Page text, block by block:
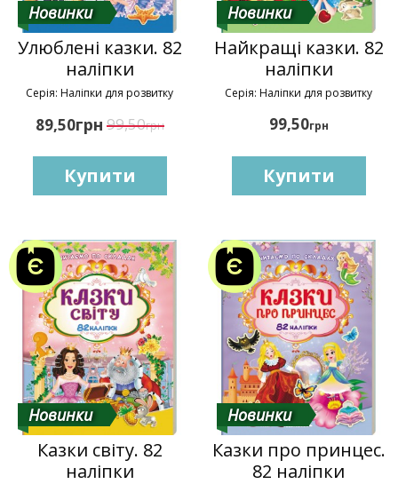
Новинки
Улюблені казки. 82
наліпки
Серія: Наліпки для розвитку
89,50грн 99,50грн
Купити
Новинки
Найкращі казки. 82
наліпки
Серія: Наліпки для розвитку
99,50грн
Купити
Новинки
Казки світу. 82
наліпки
Новинки
Казки про принцес.
82 наліпки